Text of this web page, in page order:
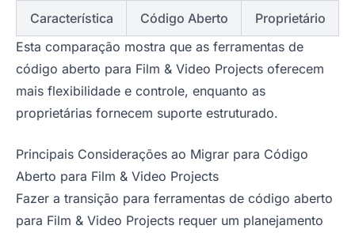
Característica
Código Aberto
Proprietário
Esta comparação mostra que as ferramentas de
código aberto para Film & Video Projects oferecem
mais flexibilidade e controle, enquanto as
proprietárias fornecem suporte estruturado.
Principais Considerações ao Migrar para Código
Aberto para Film & Video Projects
Fazer a transição para ferramentas de código aberto
para Film & Video Projects requer um planejamento